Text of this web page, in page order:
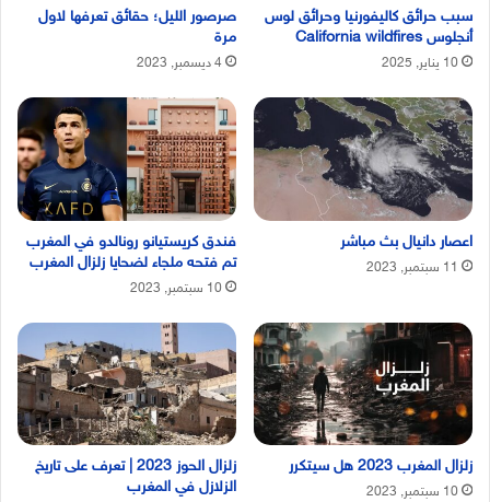
سبب حرائق كاليفورنيا وحرائق لوس
أنجلوس California wildfires
10 يناير, 2025
صرصور الليل؛ حقائق تعرفها لاول
مرة
4 ديسمبر, 2023
اعصار دانيال بث مباشر
11 سبتمبر, 2023
فندق كريستيانو رونالدو في المغرب
تم فتحه ملجاء لضحايا زلزال المغرب
10 سبتمبر, 2023
زلزال المغرب 2023 هل سيتكرر
10 سبتمبر, 2023
زلزال الحوز 2023 | تعرف على تاريخ
الزلازل في المغرب